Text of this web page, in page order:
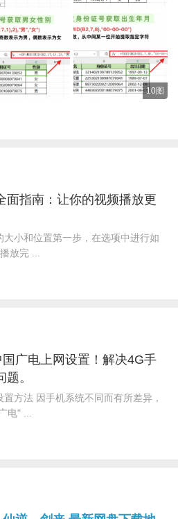
10图
面指南：让你的视频播放更
小和位置第一步，在选项中进行如
放完 ...
广电上网设置！解决4G手
。
方法 因手机系统不同而有所差异，
电" ...